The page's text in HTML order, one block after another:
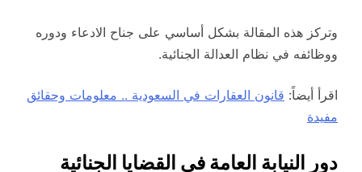
وتركز هذه المقالة بشكل أساسي على جناح الادعاء ودوره
ووظائفه في نظام العدالة الجنائية.
اقرأ أيضاً: قانون العقارات في السعودية .. معلومات وحقائق
مفيدة
دور النيابة العامة في القضايا الجنائية